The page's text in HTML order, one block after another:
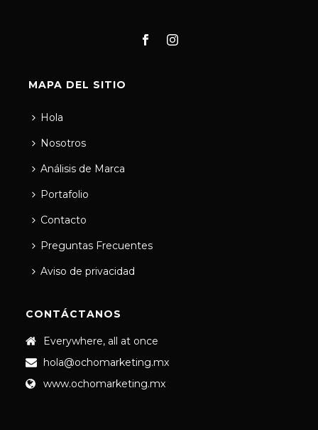
MAPA DEL SITIO
Hola
Nosotros
Análisis de Marca
Portafolio
Contacto
Preguntas Frecuentes
Aviso de privacidad
CONTÁCTANOS
Everywhere, all at once
hola@ochomarketing.mx
www.ochomarketing.mx